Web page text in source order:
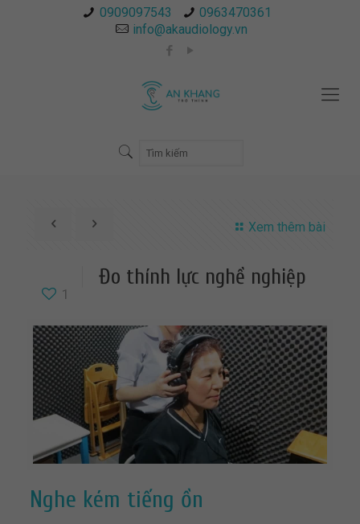
0909097543
0963470361
info@akaudiology.vn
Xem thêm bài
1
Đo thính lực nghề nghiệp
Nghe kém tiếng ồn